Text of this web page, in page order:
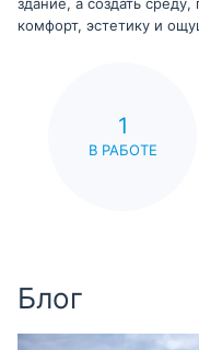
здание, а создать
комфорт, эстетику и
1
В РАБОТЕ
Блог